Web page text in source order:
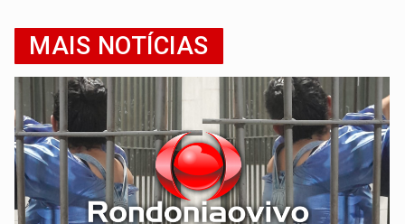
MAIS NOTÍCIAS